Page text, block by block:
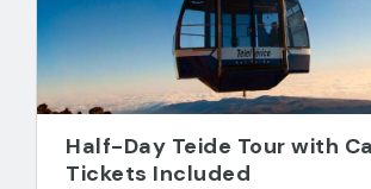
Half-Day Teide Tour with
Tickets Included